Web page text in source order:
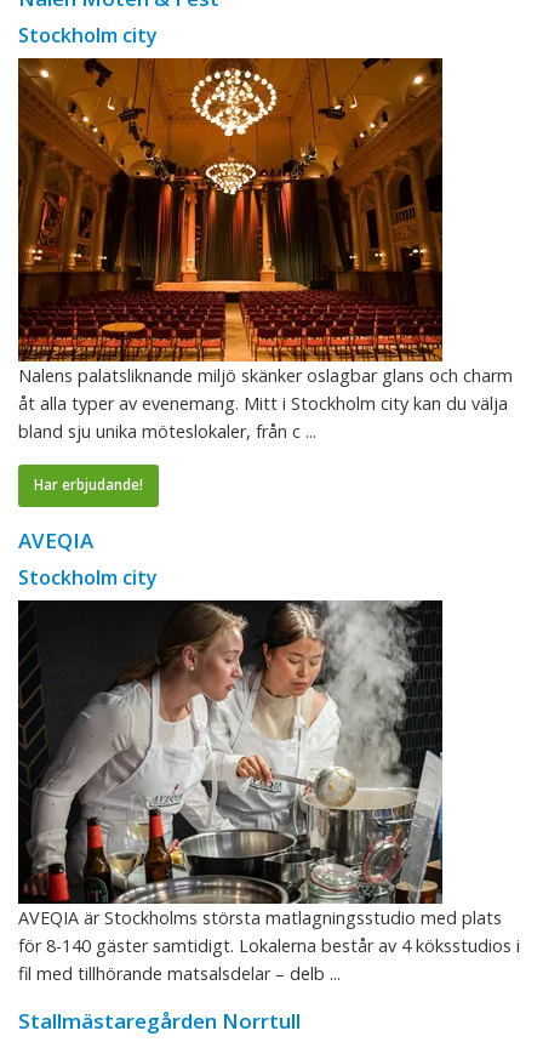
Stockholm city
Nalens palatsliknande miljö skänker oslagbar glans och charm
åt alla typer av evenemang. Mitt i Stockholm city kan du välja
bland sju unika möteslokaler, från c ...
Har erbjudande!
AVEQIA
Stockholm city
AVEQIA är Stockholms största matlagningsstudio med plats
för 8-140 gäster samtidigt. Lokalerna består av 4 köksstudios i
fil med tillhörande matsalsdelar – delb ...
Stallmästaregården Norrtull